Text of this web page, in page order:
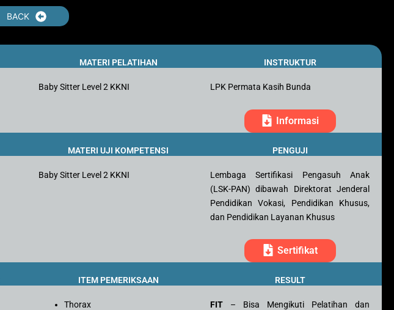
BACK
MATERI PELATIHAN INSTRUKTUR
Baby Sitter Level 2 KKNI LPK Permata Kasih Bunda
Informasi
MATERI UJI KOMPETENSI PENGUJI
Baby Sitter Level 2 KKNI
Lembaga Sertifikasi Pengasuh Anak
(LSK-PAN) dibawah Direktorat Jenderal
Pendidikan Vokasi, Pendidikan Khusus,
dan Pendidikan Layanan Khusus
Sertifikat
ITEM PEMERIKSAAN RESULT
Thorax
FIT – Bisa Mengikuti Pelatihan dan